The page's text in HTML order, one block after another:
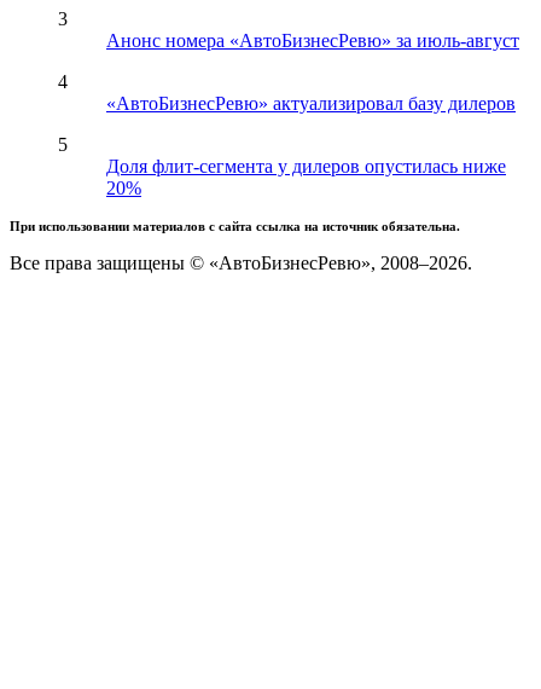
3
Анонс номера «АвтоБизнесРевю» за июль-август
4
«АвтоБизнесРевю» актуализировал базу дилеров
5
Доля флит-сегмента у дилеров опустилась ниже
20%
При использовании материалов с сайта ссылка на источник обязательна.
Все права защищены © «АвтоБизнесРевю», 2008–2026.